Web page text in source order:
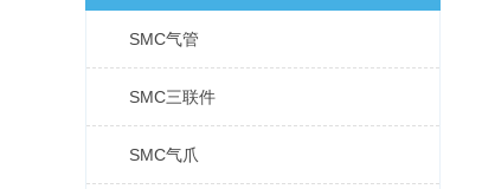
SMC气管
SMC三联件
SMC气爪